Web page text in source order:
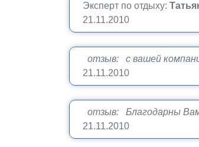
Эксперт по отдыху:
21.11.2010
отзыв: c вашей
21.11.2010
отзыв: Благодарны
21.11.2010